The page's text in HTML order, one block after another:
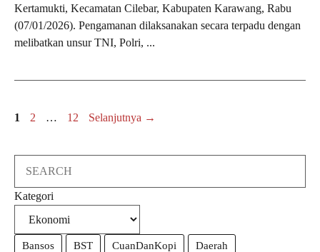
Kertamukti, Kecamatan Cilebar, Kabupaten Karawang, Rabu
(07/01/2026). Pengamanan dilaksanakan secara terpadu dengan
melibatkan unsur TNI, Polri, ...
Halaman
1 Halaman
2 … Halaman
12 Selanjutnya →
Kategori
Bansos BST CuanDanKopi
Daerah